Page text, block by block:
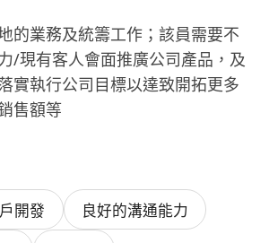
的業務及統籌工作；該員需要不
/現有客人會面推廣公司產品，及
實執行公司目標以達致開拓更多
售額等
開發
良好的溝通能力